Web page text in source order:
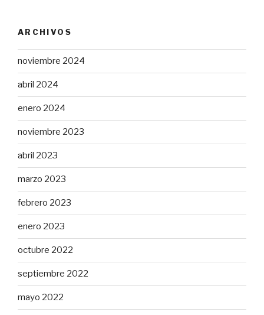
ARCHIVOS
noviembre 2024
abril 2024
enero 2024
noviembre 2023
abril 2023
marzo 2023
febrero 2023
enero 2023
octubre 2022
septiembre 2022
mayo 2022